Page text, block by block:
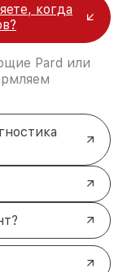
когда
Pard или